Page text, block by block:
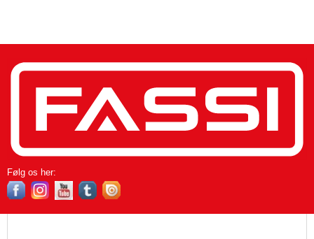
Følg os her​: